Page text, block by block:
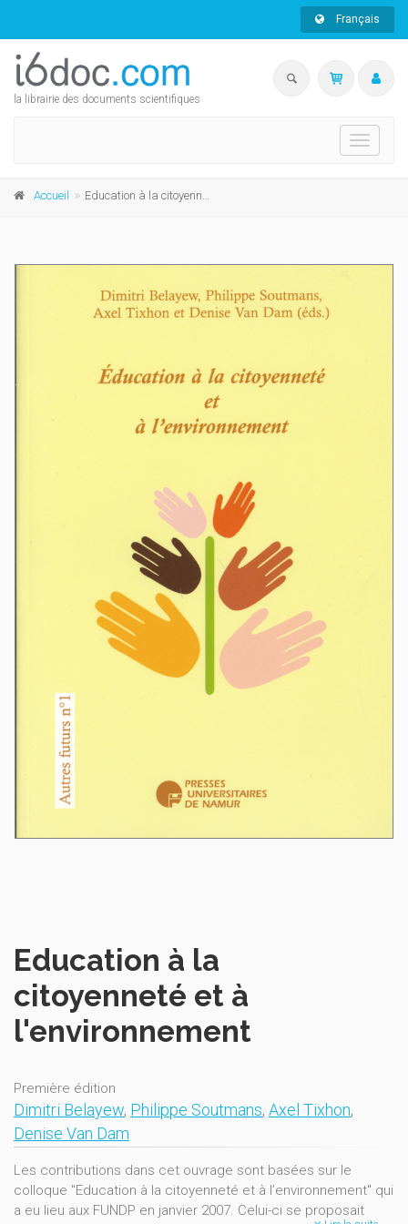
Français
la librairie des documents scientifiques
Toggle
Accueil Education à la citoyenneté et à l'environnement
Education à la
citoyenneté et à
l'environnement
Première édition
Dimitri Belayew, Philippe Soutmans, Axel Tixhon,
Denise Van Dam
Les contributions dans cet ouvrage sont basées sur le
colloque "Education à la citoyenneté et à l’environnement" qui
a eu lieu aux FUNDP en janvier 2007. Celui-ci se proposait